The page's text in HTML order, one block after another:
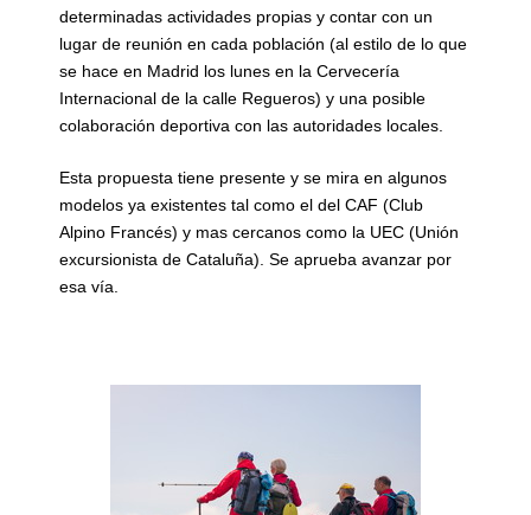
determinadas actividades propias y contar con un
lugar de reunión en cada población (al estilo de lo que
se hace en Madrid los lunes en la Cervecería
Internacional de la calle Regueros) y una posible
colaboración deportiva con las autoridades locales.
Esta propuesta tiene presente y se mira en algunos
modelos ya existentes tal como el del CAF (Club
Alpino Francés) y mas cercanos como la UEC (Unión
excursionista de Cataluña). Se aprueba avanzar por
esa vía.